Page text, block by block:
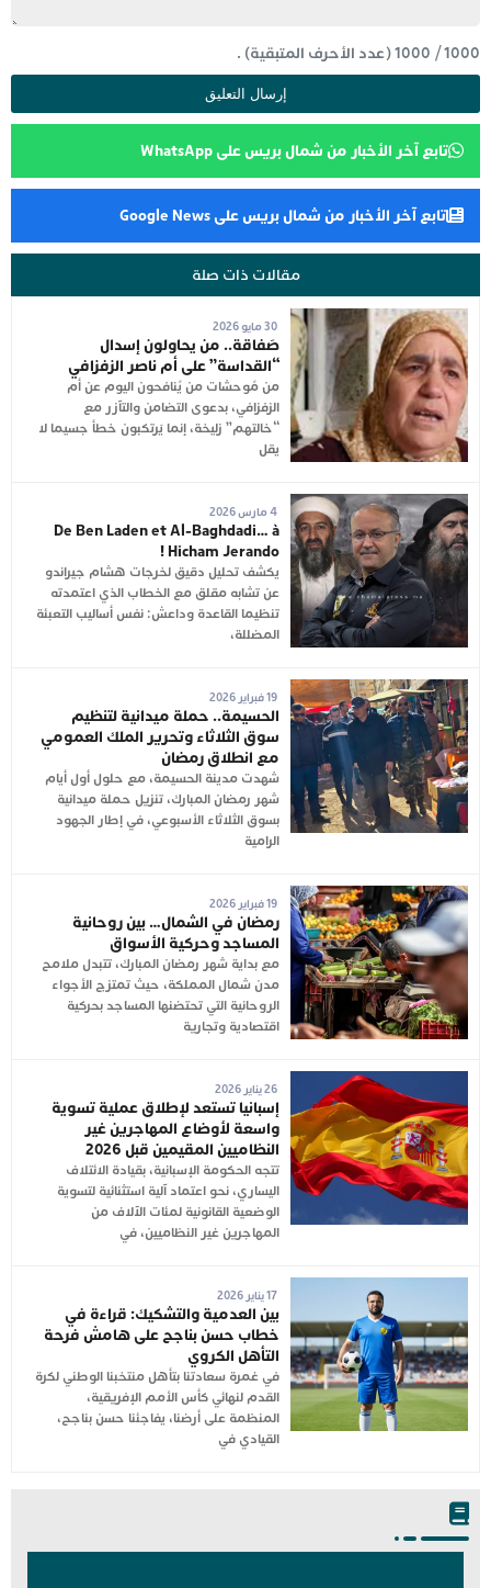
1000
/
1000(عدد الأحرف المتبقية) .
تابع آخر الأخبار من شمال بريس على WhatsApp
تابع آخر الأخبار من شمال بريس على Google News
مقالات ذات صلة
30 مايو 2026
صَفاقة.. من يحاولون إسدال
“القداسة” على أم ناصر الزفزافي
من مُوحشات من يُنافحون اليوم عن أم
الزفزافي، بدعوى التضامن والتآزر مع
“خالتهم” زليخة، إنما يَرتكبون خطأ جسيما لا
يقل
4 مارس 2026
De Ben Laden et Al-Baghdadi… à
Hicham Jerando !
يكشف تحليل دقيق لخرجات هشام جيراندو
عن تشابه مقلق مع الخطاب الذي اعتمدته
تنظيما القاعدة وداعش: نفس أساليب التعبئة
المضللة،
19 فبراير 2026
الحسيمة.. حملة ميدانية لتنظيم
سوق الثلاثاء وتحرير الملك العمومي
مع انطلاق رمضان
شهدت مدينة الحسيمة، مع حلول أول أيام
شهر رمضان المبارك، تنزيل حملة ميدانية
بسوق الثلاثاء الأسبوعي، في إطار الجهود
الرامية
19 فبراير 2026
رمضان في الشمال… بين روحانية
المساجد وحركية الأسواق
مع بداية شهر رمضان المبارك، تتبدل ملامح
مدن شمال المملكة، حيث تمتزج الأجواء
الروحانية التي تحتضنها المساجد بحركية
اقتصادية وتجارية
26 يناير 2026
إسبانيا تستعد لإطلاق عملية تسوية
واسعة لأوضاع المهاجرين غير
النظاميين المقيمين قبل 2026
تتجه الحكومة الإسبانية، بقيادة الائتلاف
اليساري، نحو اعتماد آلية استثنائية لتسوية
الوضعية القانونية لمئات الآلاف من
المهاجرين غير النظاميين، في
17 يناير 2026
بين العدمية والتشكيك: قراءة في
خطاب حسن بناجح على هامش فرحة
التأهل الكروي
في غمرة سعادتنا بتأهل منتخبنا الوطني لكرة
القدم لنهائي كأس الأمم الإفريقية،
المنظمة على أرضنا، يفاجئنا حسن بناجح،
القيادي في